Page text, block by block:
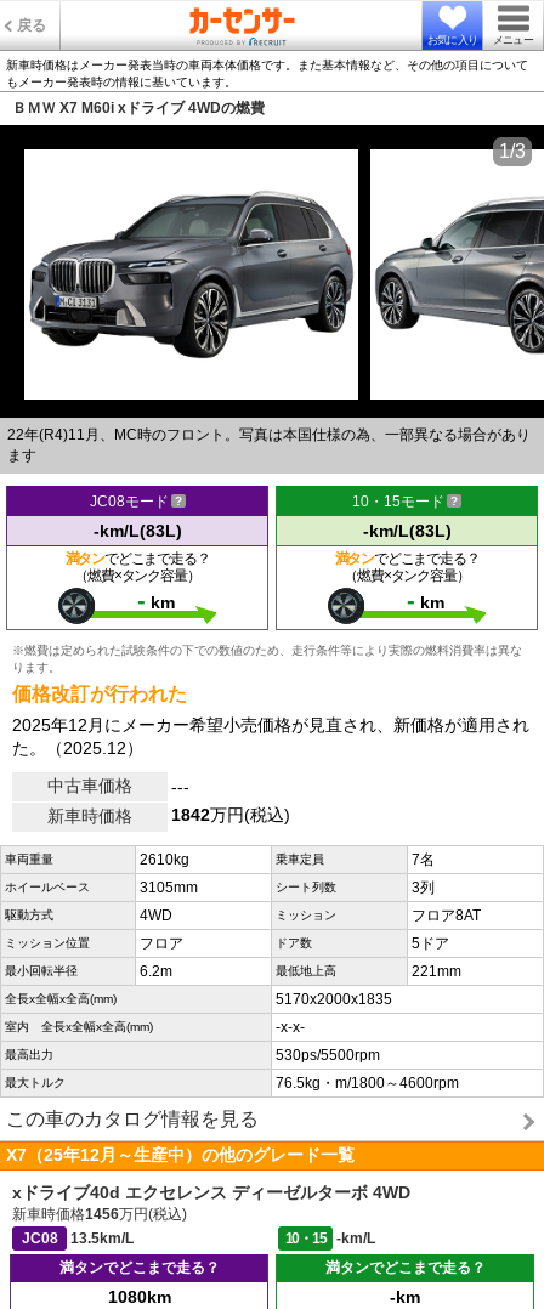
戻る
お気に入り メニュー
新車時価格はメーカー発表当時の車両本体価格です。また基本情報など、その他の項目について
もメーカー発表時の情報に基いています。
ＢＭＷ X7 M60i xドライブ 4WDの燃費
22年(R4)11月、MC時のフロント。写真は本国仕様の為、一部異なる場合があり
ます
1/3
JC08モード
-km/L(83L)
満タンでどこまで走る？
（燃費×タンク容量）
- km
10・15モード
-km/L(83L)
満タンでどこまで走る？
（燃費×タンク容量）
- km
※燃費は定められた試験条件の下での数値のため、走行条件等により実際の燃料消費率は異な
ります。
価格改訂が行われた
2025年12月にメーカー希望小売価格が見直され、新価格が適用され
た。（2025.12）
中古車価格
---
新車時価格
1842万円(税込)
車両重量 2610kg 乗車定員 7名
ホイールベース 3105mm シート列数 3列
駆動方式 4WD ミッション フロア8AT
ミッション位置 フロア ドア数 5ドア
最小回転半径 6.2m 最低地上高 221mm
全長x全幅x全高(mm) 5170x2000x1835
室内 全長x全幅x全高(mm) -x-x-
最高出力 530ps/5500rpm
最大トルク 76.5kg・m/1800～4600rpm
この車のカタログ情報を見る
X7（25年12月～生産中）の他のグレード一覧
xドライブ40d エクセレンス ディーゼルターボ 4WD
新車時価格1456万円(税込)
JC08
13.5km/L 10・15
-km/L
満タンでどこまで走る？
1080km
満タンでどこまで走る？
-km